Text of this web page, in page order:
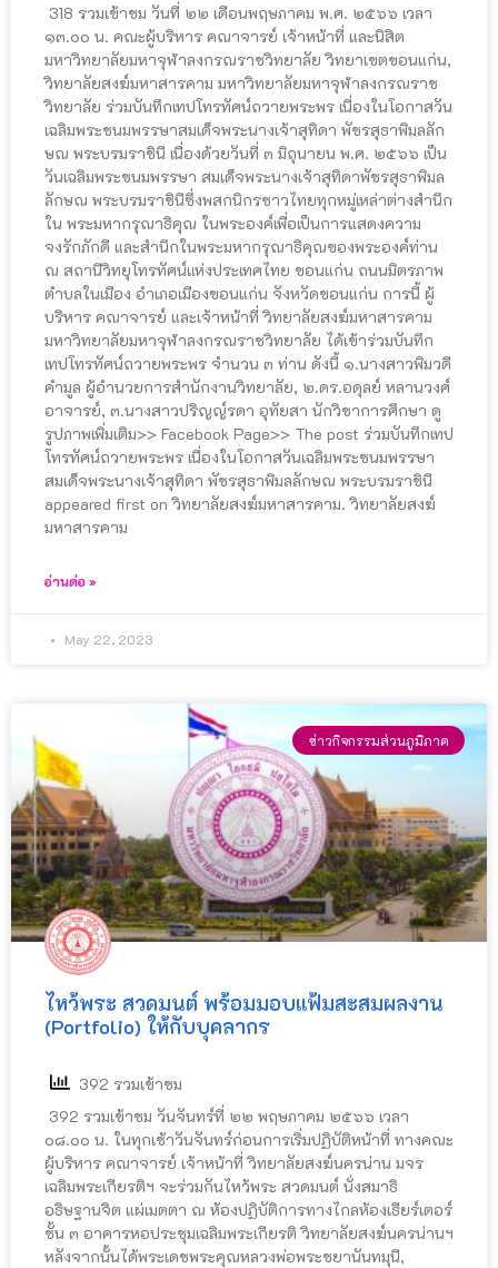
318 รวมเข้าชม วันที่ ๒๒ เดือนพฤษภาคม พ.ศ. ๒๕๖๖ เวลา
๑๓.๐๐ น. คณะผู้บริหาร คณาจารย์ เจ้าหน้าที่ และนิสิต
มหาวิทยาลัยมหาจุฬาลงกรณราชวิทยาลัย วิทยาเขตขอนแก่น,
วิทยาลัยสงฆ์มหาสารคาม มหาวิทยาลัยมหาจุฬาลงกรณราช
วิทยาลัย ร่วมบันทึกเทปโทรทัศน์ถวายพระพร เนื่องในโอกาสวัน
เฉลิมพระชนมพรรษาสมเด็จพระนางเจ้าสุทิดา พัชรสุธาพิมลลัก
ษณ พระบรมราชินี เนื่องด้วยวันที่ ๓ มิถุนายน พ.ศ. ๒๕๖๖ เป็น
วันเฉลิมพระชนมพรรษา สมเด็จพระนางเจ้าสุทิดาพัชรสุธาพิมล
ลักษณ พระบรมราชินีซึ่งพสกนิกรชาวไทยทุกหมู่เหล่าต่างสำนึก
ใน พระมหากรุณาธิคุณ ในพระองค์เพื่อเป็นการแสดงความ
จงรักภักดี และสำนึกในพระมหากรุณาธิคุณของพระองค์ท่าน
ณ สถานีวิทยุโทรทัศน์แห่งประเทศไทย ขอนแก่น ถนนมิตรภาพ
ตำบลในเมือง อำเภอเมืองขอนแก่น จังหวัดขอนแก่น การนี้ ผู้
บริหาร คณาจารย์ และเจ้าหน้าที่ วิทยาลัยสงฆ์มหาสารคาม
มหาวิทยาลัยมหาจุฬาลงกรณราชวิทยาลัย ได้เข้าร่วมบันทึก
เทปโทรทัศน์ถวายพระพร จำนวน ๓ ท่าน ดังนี้ ๑.นางสาวพิมวดี
คำมูล ผู้อำนวยการสำนักงานวิทยาลัย, ๒.ดร.อดุลย์ หลานวงศ์
อาจารย์, ๓.นางสาวปริญญ์รดา อุทัยสา นักวิชาการศึกษา ดู
รูปภาพเพิ่มเติม>> Facebook Page>> The post ร่วมบันทึกเทป
โทรทัศน์ถวายพระพร เนื่องในโอกาสวันเฉลิมพระชนมพรรษา
สมเด็จพระนางเจ้าสุทิดา พัชรสุธาพิมลลักษณ พระบรมราชินี
appeared first on วิทยาลัยสงฆ์มหาสารคาม. วิทยาลัยสงฆ์
มหาสารคาม
อ่านต่อ »
May 22, 2023
ข่าวกิจกรรมส่วนภูมิภาค
ไหว้พระ สวดมนต์ พร้อมมอบแฟ้มสะสมผลงาน
(Portfolio) ให้กับบุคลากร
392 รวมเข้าชม
392 รวมเข้าชม วันจันทร์ที่ ๒๒ พฤษภาคม ๒๕๖๖ เวลา
๐๘.๐๐ น. ในทุกเช้าวันจันทร์ก่อนการเริ่มปฏิบัติหน้าที่ ทางคณะ
ผู้บริหาร คณาจารย์ เจ้าหน้าที่ วิทยาลัยสงฆ์นครน่าน มจร
เฉลิมพระเกียรติฯ จะร่วมกันไหว้พระ สวดมนต์ นั่งสมาธิ
อธิษฐานจิต แผ่เมตตา ณ ห้องปฏิบัติการทางไกลห้องเธียร์เตอร์
ชั้น ๓ อาคารหอประชุมเฉลิมพระเกียรติ วิทยาลัยสงฆ์นครน่านฯ
หลังจากนั้นได้พระเดชพระคุณหลวงพ่อพระชยานันทมุนี,